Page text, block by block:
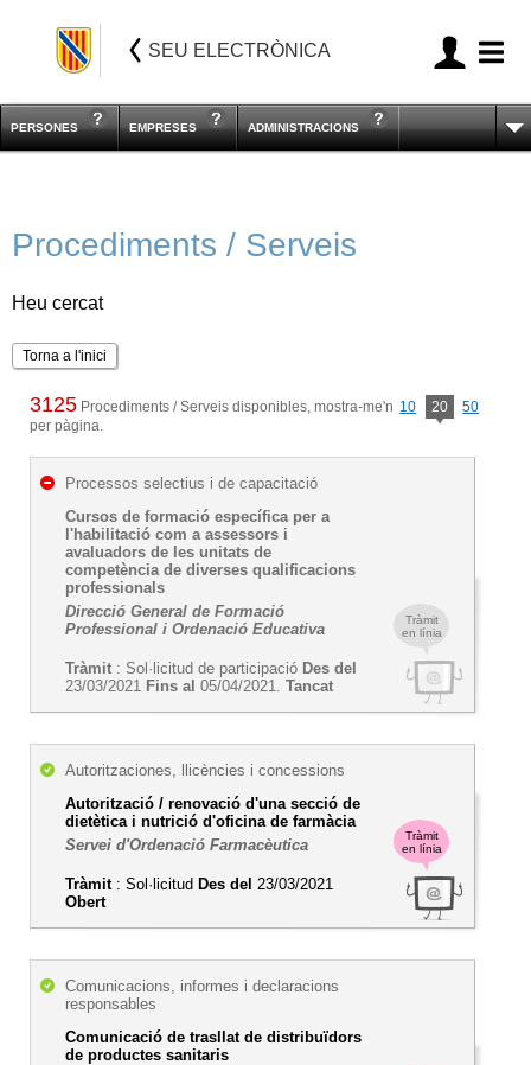
SEU ELECTRÒNICA
PERSONES EMPRESES ADMINISTRACIONS
Procediments / Serveis
Heu cercat
Torna a l'inici
3125 Procediments / Serveis disponibles, mostra-me'n 10 20
50
per pàgina.
Tràmit
en línia
Processos selectius i de capacitació
Cursos de formació específica per a
l'habilitació com a assessors i
avaluadors de les unitats de
competència de diverses qualificacions
professionals
Direcció General de Formació
Professional i Ordenació Educativa
Tràmit : Sol·licitud de participació Des del
23/03/2021 Fins al 05/04/2021. Tancat
Tràmit
en línia
Autoritzaciones, llicències i concessions
Autorització / renovació d'una secció de
dietètica i nutrició d'oficina de farmàcia
Servei d'Ordenació Farmacèutica
Tràmit: Sol·licitud Des del 23/03/2021
Obert
Comunicacions, informes i declaracions
responsables
Comunicació de trasllat de distribuïdors
de productes sanitaris